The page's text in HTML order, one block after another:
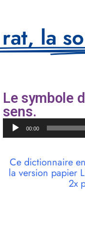
la
Le symbole
sens.
Lecteur
audio00:00
Ce dictionnaire
la version papier
2x